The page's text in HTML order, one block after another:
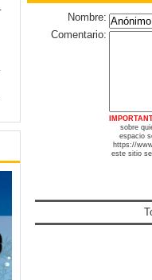
Nombre:
Comentario:
sobre
espacio
https://
este sitio